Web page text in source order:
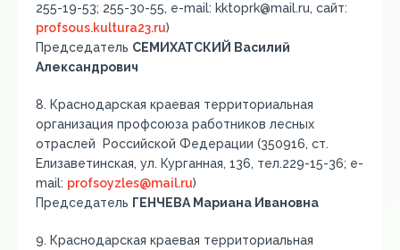
255-19-53; 255-30-55, e-mail: kktoprk@mail.ru, сайт:
profsous.kultura23.ru)
Председатель СЕМИХАТСКИЙ Василий
Александрович
8. Краснодарская краевая территориальная
организация профсоюза работников лесных
отраслей Российской Федерации (350916, ст.
Елизаветинская, ул. Курганная, 136, тел.229-15-36; e-
mail: profsoyzles@mail.ru)
Председатель ГЕНЧЕВА Мариана Ивановна
9. Краснодарская краевая территориальная